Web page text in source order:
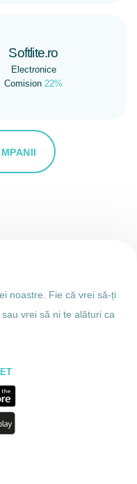
Softlite.ro
Electronice
Comision 22%
noastre. Fie că vrei să-ți
vrei să ni te alături ca